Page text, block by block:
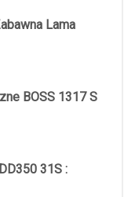
Lama
BOSS 1317 S
31S :